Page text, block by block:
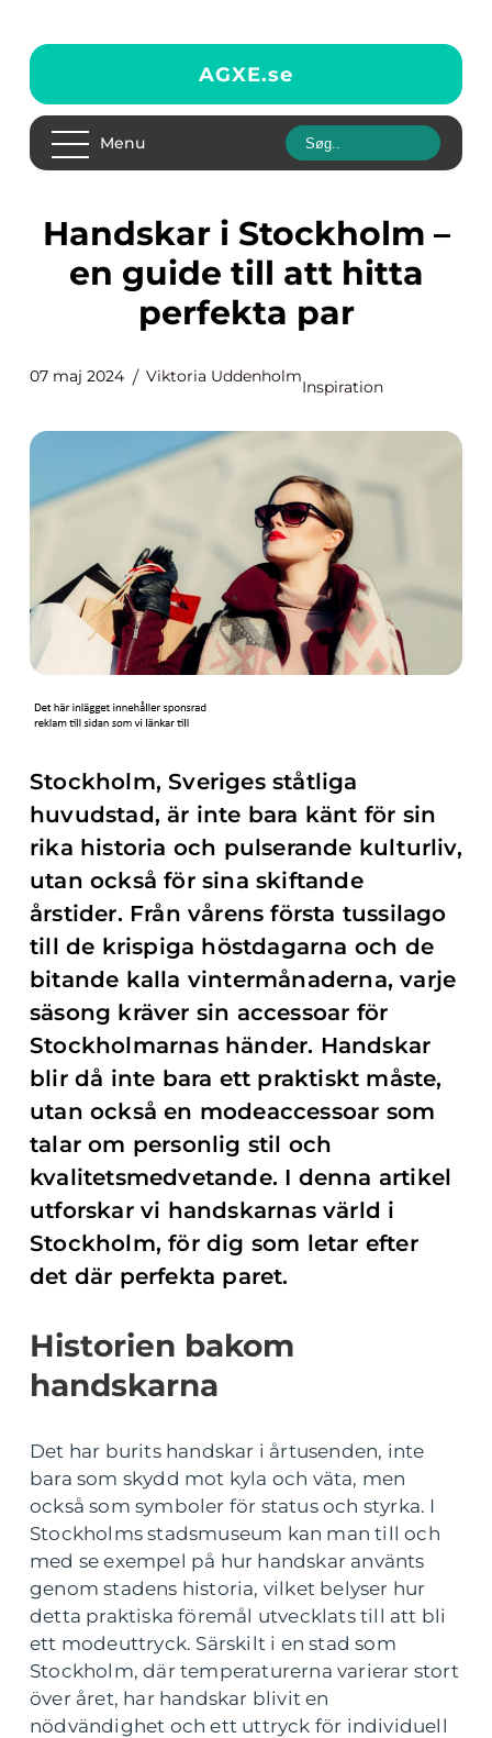
AGXE.se
Menu
Handskar i Stockholm –
en guide till att hitta
perfekta par
07 maj 2024 Viktoria Uddenholm
Inspiration
Stockholm, Sveriges ståtliga
huvudstad, är inte bara känt för sin
rika historia och pulserande kulturliv,
utan också för sina skiftande
årstider. Från vårens första tussilago
till de krispiga höstdagarna och de
bitande kalla vintermånaderna, varje
säsong kräver sin accessoar för
Stockholmarnas händer. Handskar
blir då inte bara ett praktiskt måste,
utan också en modeaccessoar som
talar om personlig stil och
kvalitetsmedvetande. I denna artikel
utforskar vi handskarnas värld i
Stockholm, för dig som letar efter
det där perfekta paret.
Historien bakom
handskarna
Det har burits handskar i årtusenden, inte
bara som skydd mot kyla och väta, men
också som symboler för status och styrka. I
Stockholms stadsmuseum kan man till och
med se exempel på hur handskar använts
genom stadens historia, vilket belyser hur
detta praktiska föremål utvecklats till att bli
ett modeuttryck. Särskilt i en stad som
Stockholm, där temperaturerna varierar stort
över året, har handskar blivit en
nödvändighet och ett uttryck för individuell